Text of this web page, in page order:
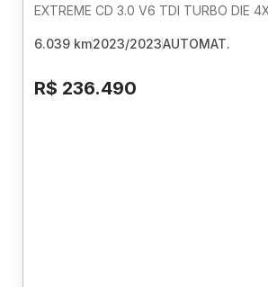
6.039 km2023/2023AUTOMAT.
R$ 236.490